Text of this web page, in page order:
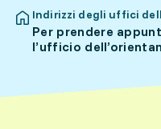
Indirizzi degli uffici
Per prendere
l’ufficio